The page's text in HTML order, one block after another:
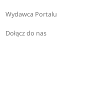
Wydawca Portalu
Dołącz do nas